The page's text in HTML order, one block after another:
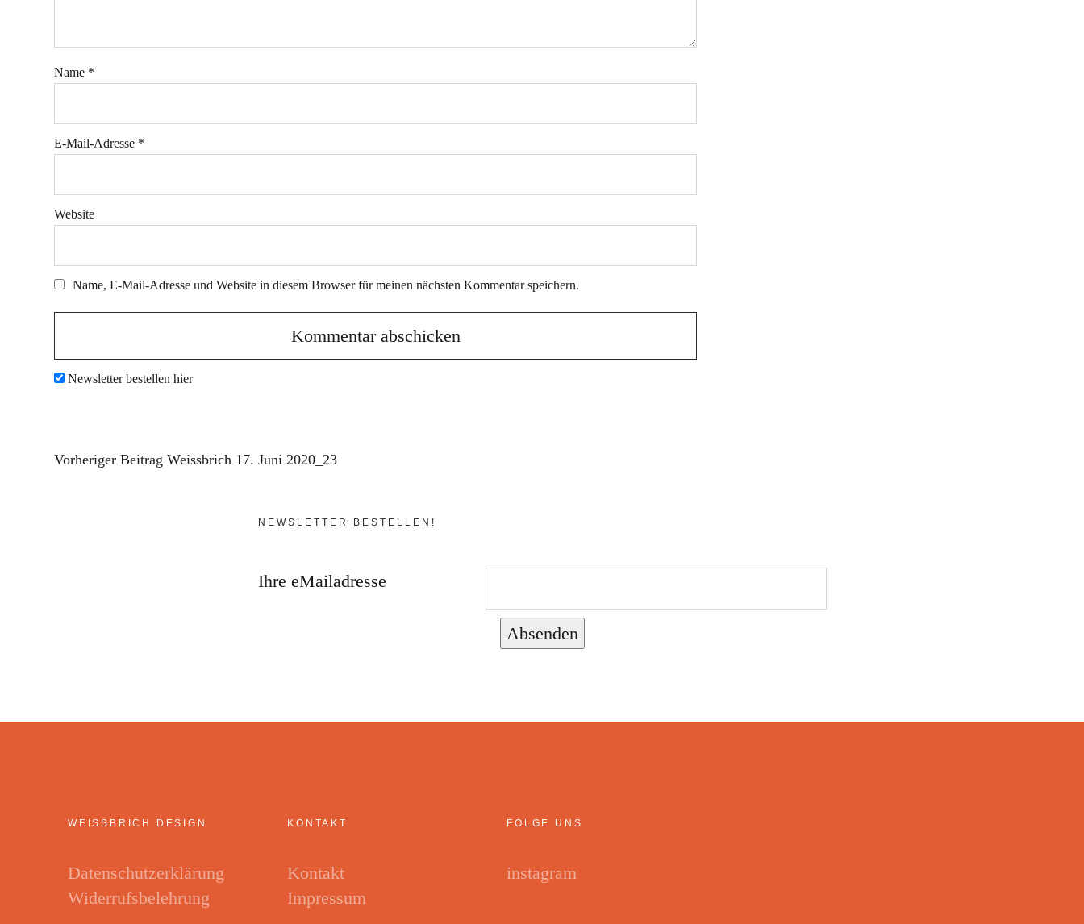
Name *
E-Mail-Adresse *
Website
Name, E-Mail-Adresse und Website in diesem Browser für meinen nächsten Kommentar speichern.
Newsletter bestellen hier
Vorheriger Beitrag Weissbrich 17. Juni 2020_23
NEWSLETTER BESTELLEN!
Ihre eMailadresse
Absenden
WEISSBRICH DESIGN
Datenschutzerklärung
Widerrufsbelehrung
KONTAKT
Kontakt
Impressum
FOLGE UNS
instagram